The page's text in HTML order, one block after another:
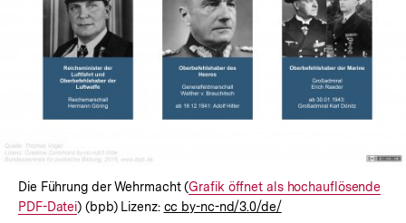
Die Führung der Wehrmacht (Interner
Link:
Grafik öffnet als hochauflösende
PDF-Datei) (bpb) Lizenz: cc by-nc-nd/3.0/de/